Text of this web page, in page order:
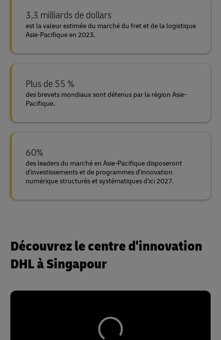
3,3 milliards de dollars
est la valeur estimée du marché du fret et de la logistique
Asie-Pacifique en 2023.
Plus de 55 %
des brevets mondiaux sont détenus par la région Asie-
Pacifique.
60%
des leaders du marché en Asie-Pacifique disposeront
d'investissements et de programmes d'innovation
numérique structurés et systématiques d'ici 2027.
Découvrez le centre d'innovation
DHL à Singapour